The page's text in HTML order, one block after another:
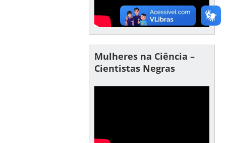
Mulheres na Ciência –
Cientistas Negras